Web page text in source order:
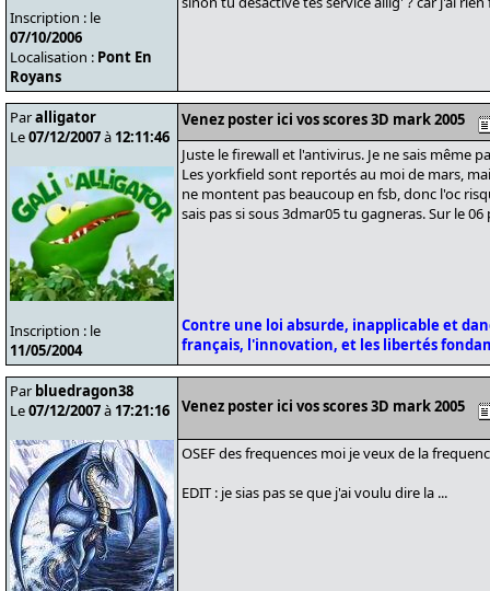
Inscription : le
07/10/2006
Localisation : Pont En
Royans
Paralligator
Le07/12/2007à 12:11:46
Inscription : le
11/05/2004
Venez poster ici vos scores 3D mark 2005
Juste le firewall et l'antivirus. Je ne sais même
Les yorkfield sont reportés au moi de mars,
ne montent pas beaucoup en fsb, donc l'oc
sais pas si sous 3dmar05 tu gagneras. Sur le
Contre une loi absurde, inapplicable et
français, l'innovation, et les libertés
Par bluedragon38
Le07/12/2007à 17:21:16 Venez poster ici vos scores 3D mark 2005
OSEF des frequences moi je veux de la
EDIT : je sias pas se que j'ai voulu dire la ...